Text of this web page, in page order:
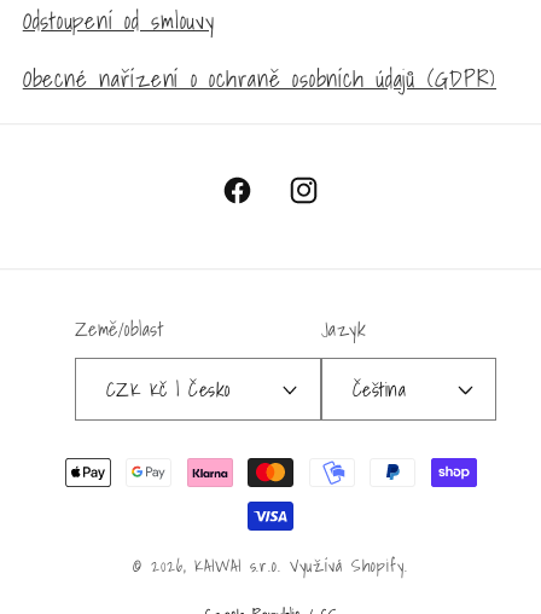
Odstoupení od smlouvy
Obecné nařízení o ochraně osobních údajů (GDPR)
FacebookInstagram
Země/oblast
CZK Kč | Česko
Jazyk
Čeština
Platební
metody
© 2026,KAIWAI s.r.o. Využívá Shopify.